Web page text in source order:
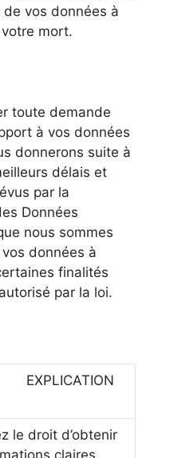
vos données à
mort.
toute demande
à vos données
donnerons suite à
délais et
par la
Données
nous sommes
données à
finalités
par la loi.
le droit d’obtenir
claires,